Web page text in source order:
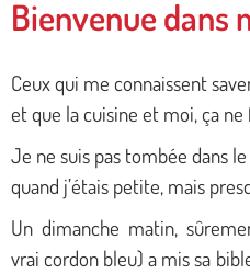
Bienvenue dans
Ceux qui me connaissent
et que la cuisine et moi, ça ne
Je ne suis pas tombée dans
quand j’étais petite, mais
Un dimanche matin,
vrai cordon bleu) a mis sa